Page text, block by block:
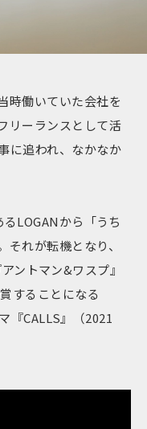
時働いていた会社を
リーランスとして活
に追われ、なかなか
LOGANから「うち
れが転機となり、
ントマン&ワスプ』
することになる
『CALLS』（2021